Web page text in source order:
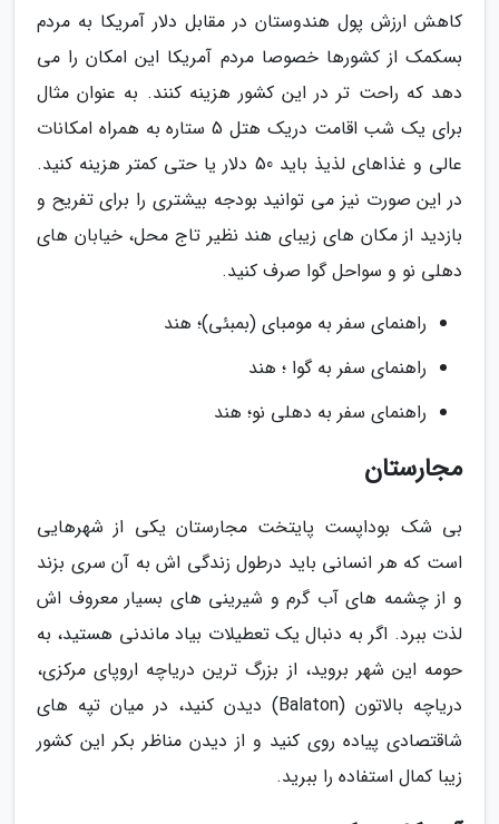
کاهش ارزش پول هندوستان در مقابل دلار آمریکا به مردم
بسکمک از کشورها خصوصا مردم آمریکا این امکان را می
دهد که راحت تر در این کشور هزینه کنند. به عنوان مثال
برای یک شب اقامت دریک هتل 5 ستاره به همراه امکانات
عالی و غذاهای لذیذ باید 50 دلار یا حتی کمتر هزینه کنید.
در این صورت نیز می توانید بودجه­ بیشتری را برای تفریح و
بازدید از مکان های زیبای هند نظیر تاج محل، خیابان های
دهلی نو و سواحل گوا صرف کنید.
راهنمای سفر به مومبای (بمبئی)؛ هند
راهنمای سفر به گوا ؛ هند
راهنمای سفر به دهلی نو؛ هند
مجارستان
بی شک بوداپست پایتخت مجارستان یکی از شهرهایی
است که هر انسانی باید درطول زندگی اش به آن سری بزند
و از چشمه های آب گرم و شیرینی های بسیار معروف اش
لذت ببرد. اگر به دنبال یک تعطیلات بیاد ماندنی هستید، به
حومه­­ این شهر بروید، از بزرگ ترین دریاچه­ اروپای مرکزی،
دریاچه­ بالاتون (Balaton) دیدن کنید، در میان تپه های
شاقتصادی پیاده روی کنید و از دیدن مناظر بکر این کشور
زیبا کمال استفاده را ببرید.